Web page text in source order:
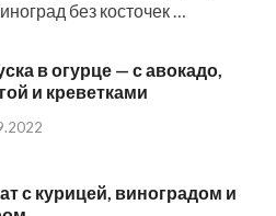
без косточек …
в огурце — с авокадо,
и креветками
с курицей, виноградом и